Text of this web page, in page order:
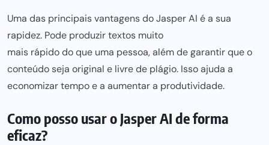
Uma das principais vantagens do Jasper AI é a sua
rapidez. Pode produzir textos muito
mais rápido do que uma pessoa, além de garantir que o
conteúdo seja original e livre de plágio. Isso ajuda a
economizar tempo e a aumentar a produtividade.
Como posso usar o Jasper AI de forma
eficaz?